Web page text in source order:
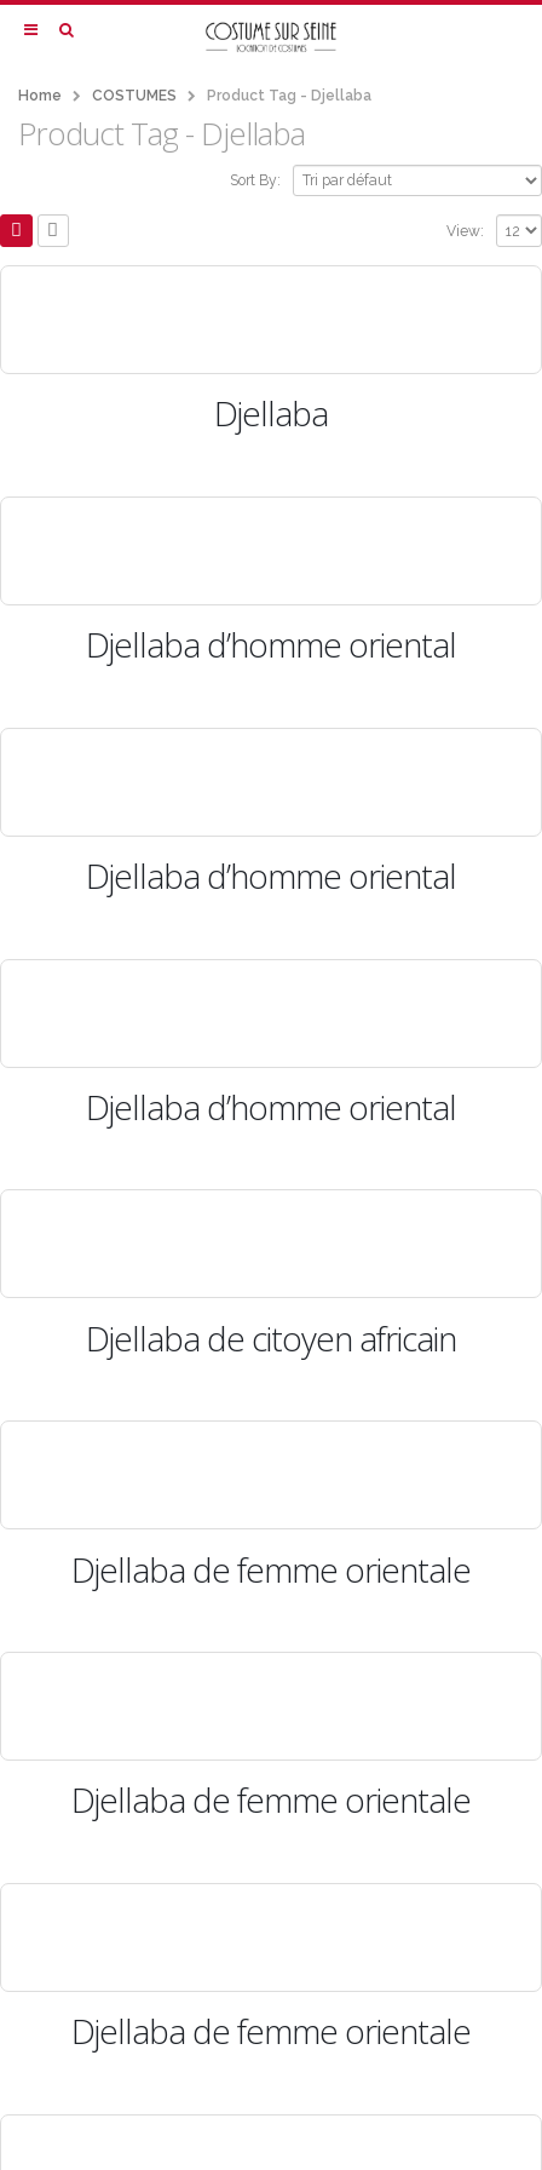
Home COSTUMES Product Tag - Djellaba
Product Tag - Djellaba
Sort By:
View:
Djellaba
Djellaba d’homme oriental
Djellaba d’homme oriental
Djellaba d’homme oriental
Djellaba de citoyen africain
Djellaba de femme orientale
Djellaba de femme orientale
Djellaba de femme orientale